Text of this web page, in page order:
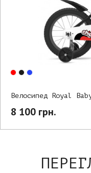
Велосипед Royal
8 100 грн.